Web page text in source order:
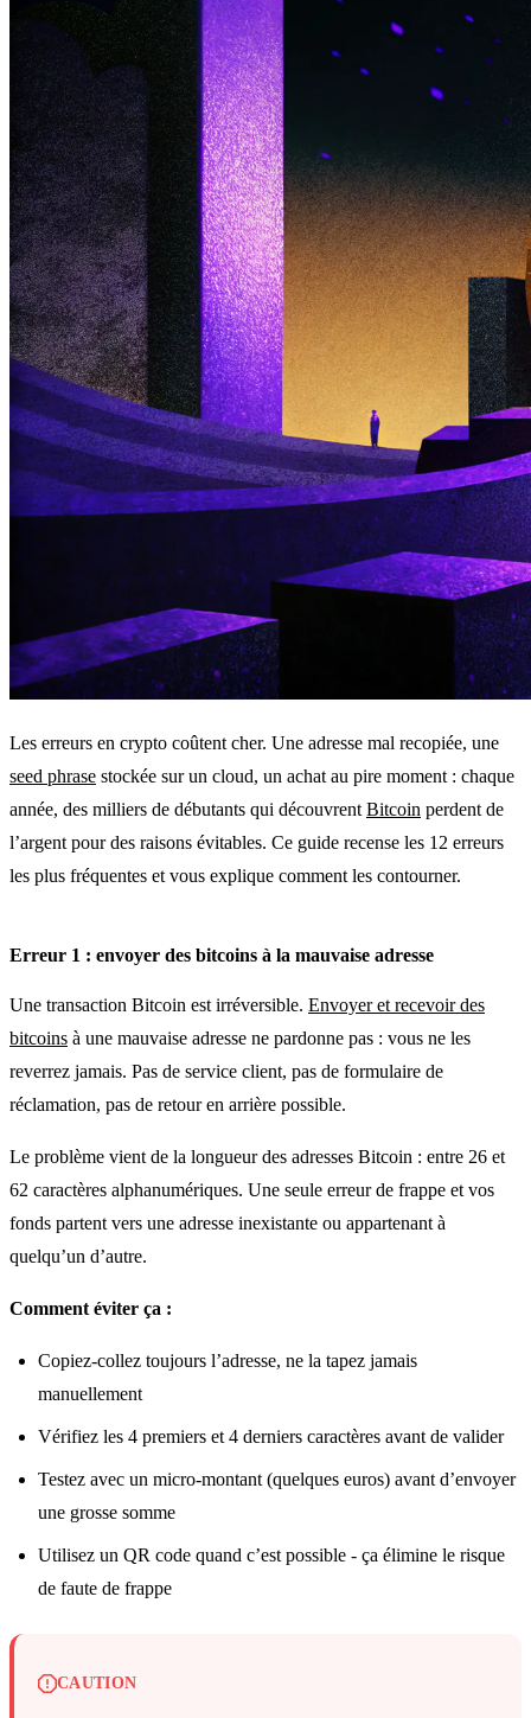
Les erreurs en crypto coûtent cher. Une adresse mal recopiée, une
seed phrase stockée sur un cloud, un achat au pire moment : chaque
année, des milliers de débutants qui découvrent Bitcoin perdent de
l’argent pour des raisons évitables. Ce guide recense les 12 erreurs
les plus fréquentes et vous explique comment les contourner.
Erreur 1 : envoyer des bitcoins à la mauvaise adresse
Une transaction Bitcoin est irréversible. Envoyer et recevoir des
bitcoins à une mauvaise adresse ne pardonne pas : vous ne les
reverrez jamais. Pas de service client, pas de formulaire de
réclamation, pas de retour en arrière possible.
Le problème vient de la longueur des adresses Bitcoin : entre 26 et
62 caractères alphanumériques. Une seule erreur de frappe et vos
fonds partent vers une adresse inexistante ou appartenant à
quelqu’un d’autre.
Comment éviter ça :
Copiez-collez toujours l’adresse, ne la tapez jamais
manuellement
Vérifiez les 4 premiers et 4 derniers caractères avant de valider
Testez avec un micro-montant (quelques euros) avant d’envoyer
une grosse somme
Utilisez un QR code quand c’est possible - ça élimine le risque
de faute de frappe
CAUTION